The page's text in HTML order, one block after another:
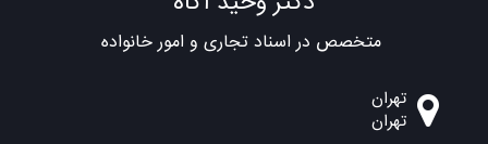
متخصص در اسناد تجاری و امور خانواده
تهران
تهران